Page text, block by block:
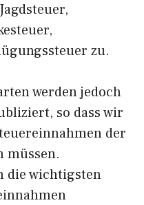
zu.
werden jedoch
so dass wir
der
müssen.
die wichtigsten